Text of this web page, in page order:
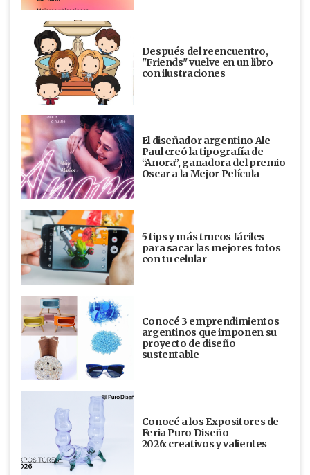
Después del reencuentro,
"Friends" vuelve en un libro
con ilustraciones
El diseñador argentino Ale
Paul creó la tipografía de
“Anora”, ganadora del premio
Oscar a la Mejor Película
5 tips y más trucos fáciles
para sacar las mejores fotos
con tu celular
Conocé 3 emprendimientos
argentinos que imponen su
proyecto de diseño
sustentable
Conocé a los Expositores de
Feria Puro Diseño
2026: creativos y valientes